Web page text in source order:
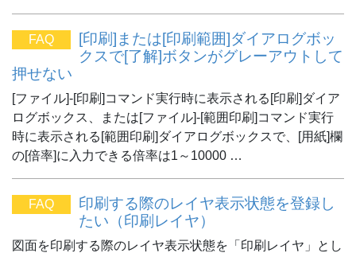
FAQ
[印刷]または[印刷範囲]ダイアログボッ
クスで[了解]ボタンがグレーアウトして
押せない
[ファイル]-[印刷]コマンド実行時に表示される[印刷]ダイア
ログボックス、または[ファイル]-[範囲印刷]コマンド実行
時に表示される[範囲印刷]ダイアログボックスで、[用紙]欄
の[倍率]に入力できる倍率は1～10000 …
FAQ
印刷する際のレイヤ表示状態を登録し
たい（印刷レイヤ）
図面を印刷する際のレイヤ表示状態を「印刷レイヤ」とし